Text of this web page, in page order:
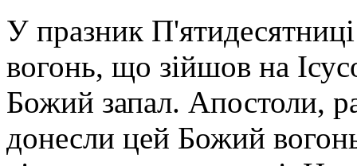
У празник
вогонь, що зійшов на
Божий запал. Апостоли,
донесли цей Божий